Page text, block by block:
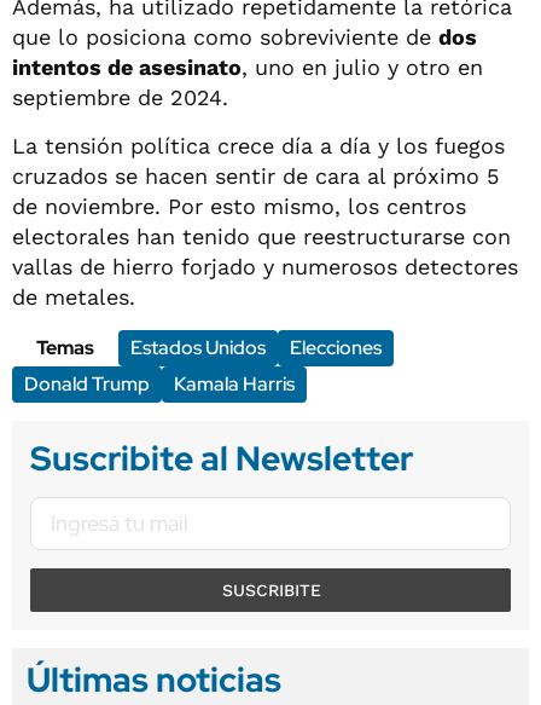
Además, ha utilizado repetidamente la retórica
que lo posiciona como sobreviviente de dos
intentos de asesinato, uno en julio y otro en
septiembre de 2024.
La tensión política crece día a día y los fuegos
cruzados se hacen sentir de cara al próximo 5
de noviembre. Por esto mismo, los centros
electorales han tenido que reestructurarse con
vallas de hierro forjado y numerosos detectores
de metales.
Temas
Estados Unidos
Elecciones
Donald Trump
Kamala Harris
Suscribite al Newsletter
SUSCRIBITE
Últimas noticias